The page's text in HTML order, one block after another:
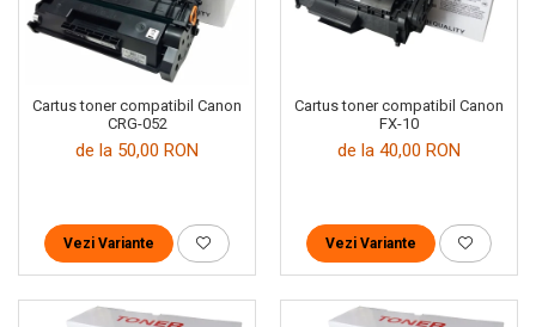
Cartus toner compatibil Canon
CRG-052
de la 50,00 RON
Vezi Variante
Cartus toner compatibil Canon
FX-10
de la 40,00 RON
Vezi Variante